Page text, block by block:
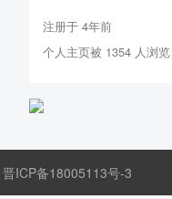
注册于 4年前
个人主页被 1354 人浏览
晋ICP备18005113号-3